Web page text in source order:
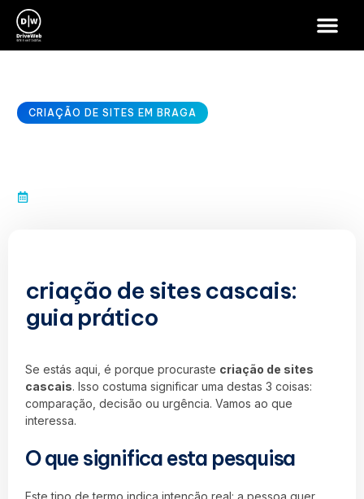
CRIAÇÃO DE SITES EM BRAGA
criação de sites cascais:
guia prático
Se estás aqui, é porque procuraste criação de sites
cascais. Isso costuma significar uma destas 3 coisas:
comparação, decisão ou urgência. Vamos ao que
interessa.
O que significa esta pesquisa
Este tipo de termo indica intenção real: a pessoa quer